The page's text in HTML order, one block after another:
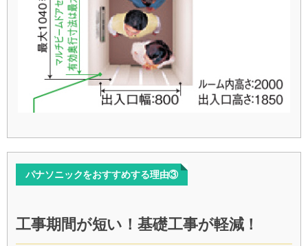
パナソニックをおすすめする理由③
工事期間が短い！基礎工事が軽減！